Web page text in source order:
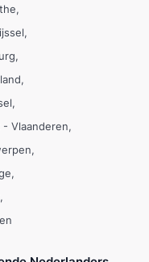
- Vlaanderen